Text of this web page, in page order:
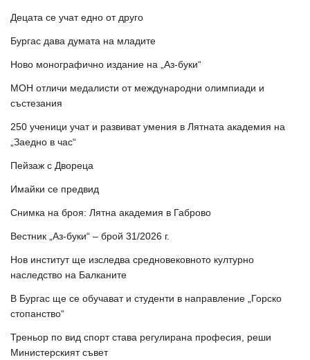
Децата се учат едно от друго
Бургас дава думата на младите
Ново монографично издание на „Аз-буки“
МОН отличи медалисти от международни олимпиади и
състезания
250 ученици учат и развиват умения в Лятната академия на
„Заедно в час“
Пейзаж с Двореца
Имайки се предвид
Снимка на броя: Лятна академия в Габрово
Вестник „Аз-буки“ – брой 31/2026 г.
Нов институт ще изследва средновековното културно
наследство на Балканите
В Бургас ще се обучават и студенти в направление „Горско
стопанство“
Треньор по вид спорт става регулирана професия, реши
Министерският съвет